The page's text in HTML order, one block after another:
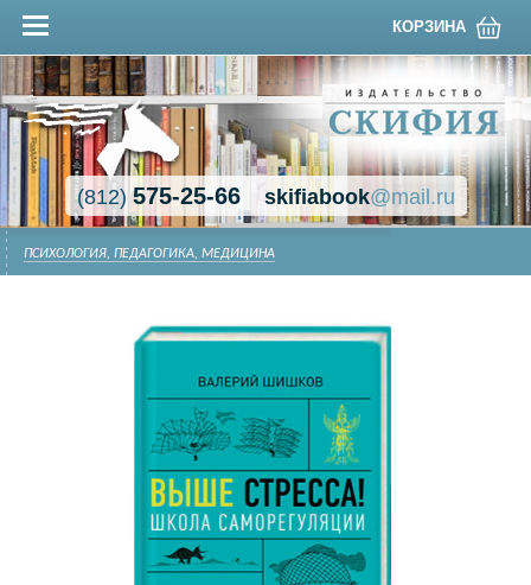
КОРЗИНА
(812)575-25-66 skifiabook@mail.ru
ПСИХОЛОГИЯ, ПЕДАГОГИКА, МЕДИЦИНА